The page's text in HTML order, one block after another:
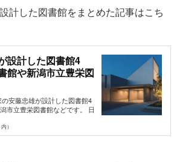
計した図書館をまとめた記事はこち
設計した図書館4
館や新潟市立豊栄図
安藤忠雄が設計した図書館4
市立豊栄図書館などです。 日
）